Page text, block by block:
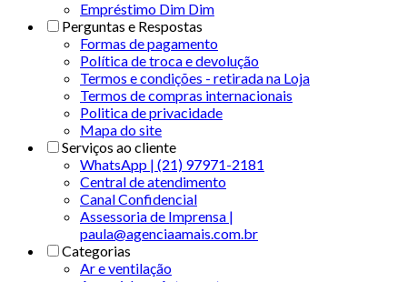
Empréstimo Dim Dim
Perguntas e Respostas
Formas de pagamento
Política de troca e devolução
Termos e condições - retirada na Loja
Termos de compras internacionais
Politica de privacidade
Mapa do site
Serviços ao cliente
WhatsApp | (21) 97971-2181
Central de atendimento
Canal Confidencial
Assessoria de Imprensa |
paula@agenciaamais.com.br
Categorias
Ar e ventilação